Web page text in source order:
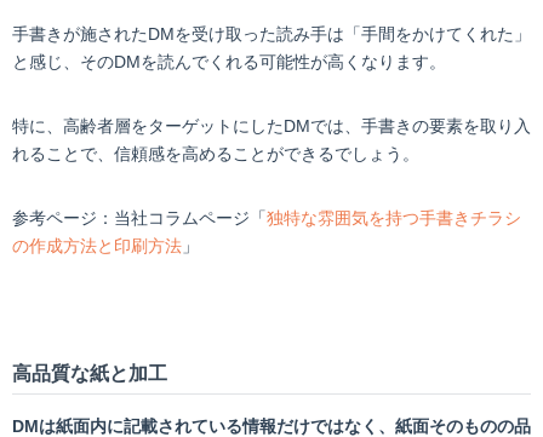
手書きが施されたDMを受け取った読み手は「手間をかけてくれた」
と感じ、そのDMを読んでくれる可能性が高くなります。
特に、高齢者層をターゲットにしたDMでは、手書きの要素を取り入
れることで、信頼感を高めることができるでしょう。
参考ページ：当社コラムページ「独特な雰囲気を持つ手書きチラシ
の作成方法と印刷方法 」
高品質な紙と加工
DMは紙面内に記載されている情報だけではなく、紙面そのものの品